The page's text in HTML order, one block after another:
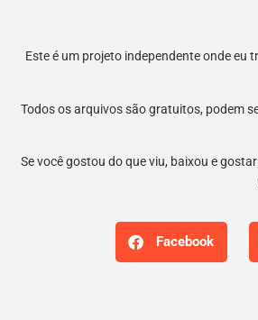
Este é um projeto independente onde eu
Todos os arquivos são gratuitos, podem
Se você gostou do que viu, baixou e
Facebook